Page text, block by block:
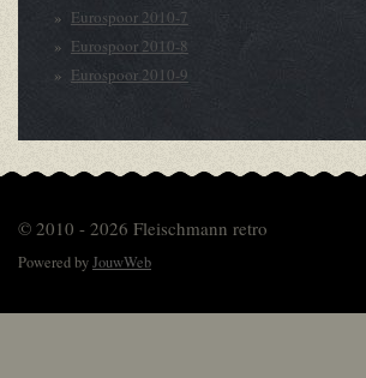
Eurospoor 2010-7
Eurospoor 2010-8
Eurospoor 2010-9
© 2010 - 2026 Fleischmann retro
Powered byJouwWeb